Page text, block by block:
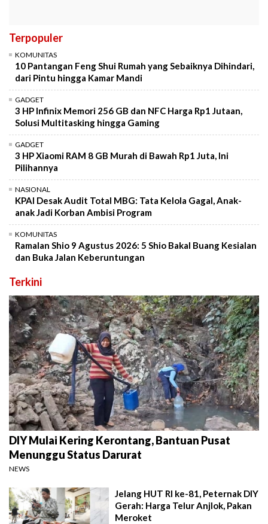
Terpopuler
KOMUNITAS
10 Pantangan Feng Shui Rumah yang Sebaiknya Dihindari,
dari Pintu hingga Kamar Mandi
GADGET
3 HP Infinix Memori 256 GB dan NFC Harga Rp1 Jutaan,
Solusi Multitasking hingga Gaming
GADGET
3 HP Xiaomi RAM 8 GB Murah di Bawah Rp1 Juta, Ini
Pilihannya
NASIONAL
KPAI Desak Audit Total MBG: Tata Kelola Gagal, Anak-
anak Jadi Korban Ambisi Program
KOMUNITAS
Ramalan Shio 9 Agustus 2026: 5 Shio Bakal Buang Kesialan
dan Buka Jalan Keberuntungan
Terkini
DIY Mulai Kering Kerontang, Bantuan Pusat
Menunggu Status Darurat
NEWS
Jelang HUT RI ke-81, Peternak DIY
Gerah: Harga Telur Anjlok, Pakan
Meroket